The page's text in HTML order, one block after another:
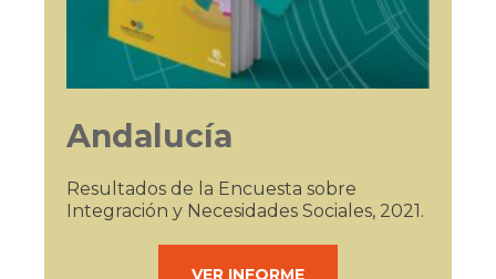
Andalucía
Resultados de la Encuesta sobre
Integración y Necesidades Sociales, 2021.
VER INFORME